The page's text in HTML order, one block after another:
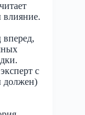
влияние.
вперед,
с
должен)